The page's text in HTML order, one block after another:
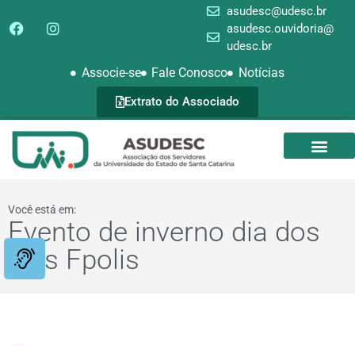
asudesc@udesc.br
asudesc.ouvidoria@
udesc.br
Associe-se Fale Conosco Notícias
Extrato do Associado
Você está em:
Evento de inverno dia dos
pais Fpolis